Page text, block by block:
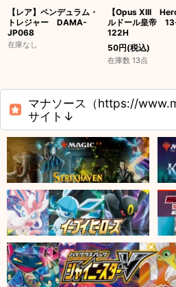
【レア】ペンデュラム・
トレジャー DAMA-
JP068
在庫なし
【Opus XIII
ルドール皇帝
122H
50円(税込)
在庫数 13点
マナソース（https://
サイト↓